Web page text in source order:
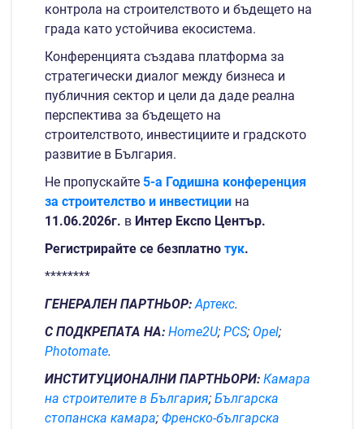
контрола на строителството и бъдещето на
града като устойчива екосистема.
Конференцията създава платформа за
стратегически диалог между бизнеса и
публичния сектор и цели да даде реална
перспектива за бъдещето на
строителството, инвестициите и градското
развитие в България.
Не пропускайте 5-а Годишна конференция
за строителство и инвестиции на
11.06.2026г. в Интер Експо Център.
Регистрирайте се безплатно тук.
********
ГЕНЕРАЛЕН ПАРТНЬОР: Артекс.
СПОДКРЕПАТА НА: Home2U; PCS; Opel;
Photomate.
ИНСТИТУЦИОНАЛНИ ПАРТНЬОРИ: Камара
на строителите в България; Българска
стопанска камара; Френско-българска